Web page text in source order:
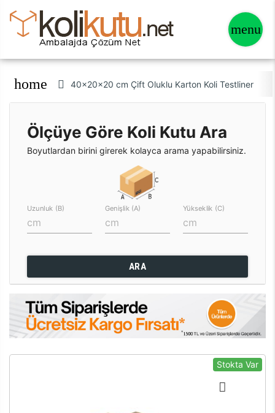
home 40x20x20 cm Çift Oluklu Karton Koli Testliner
Ölçüye Göre Koli Kutu Ara
Boyutlardan birini girerek kolayca arama yapabilirsiniz.
Uzunluk (B) Genişlik (A) Yükseklik (C)
ARA
Stokta Var